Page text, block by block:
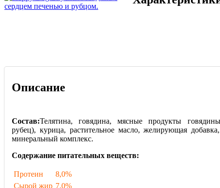
Описание
Состав:Телятина, говядина, мясные продукты
рубец), курица, растительное масло, желирующая
минеральный комплекс.
Содержание питательных веществ:
Протеин
8,0%
Сырой жир 7,0%